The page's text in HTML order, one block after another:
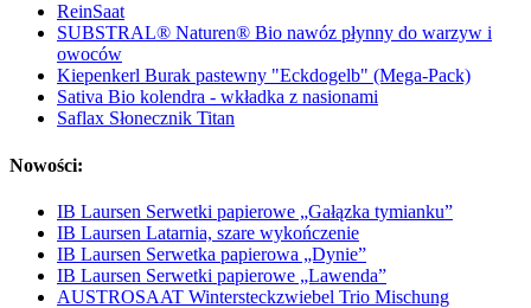
ReinSaat
SUBSTRAL® Naturen® Bio nawóz płynny do warzyw i
owoców
Kiepenkerl Burak pastewny "Eckdogelb" (Mega-Pack)
Sativa Bio kolendra - wkładka z nasionami
Saflax Słonecznik Titan
Nowości:
IB Laursen Serwetki papierowe „Gałązka tymianku”
IB Laursen Latarnia, szare wykończenie
IB Laursen Serwetka papierowa „Dynie”
IB Laursen Serwetki papierowe „Lawenda”
AUSTROSAAT Wintersteckzwiebel Trio Mischung